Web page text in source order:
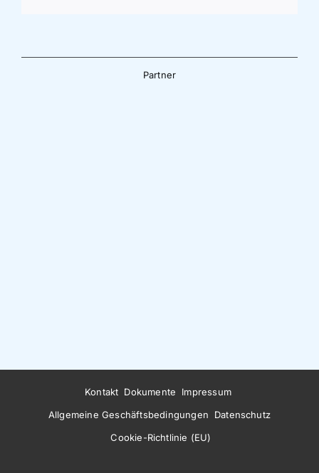
Partner
Kontakt Dokumente
Impressum
Allgemeine Geschäftsbedingungen
Datenschutz
Cookie-Richtlinie (EU)